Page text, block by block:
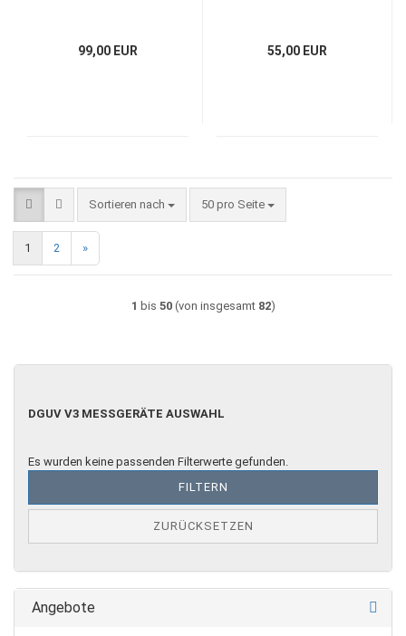
99,00 EUR 55,00 EUR
Sortieren nach
Sortieren nach 50 pro Seite
pro Seite
1 2 »
1 bis 50(von insgesamt 82)
DGUV
AUSWAHL
DGUV V3 MESSGERÄTE AUSWAHL
Es wurden keine passenden Filterwerte gefunden.
FILTERN
ZURÜCKSETZEN
Angebote